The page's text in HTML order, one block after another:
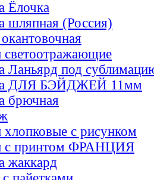
Ёлочка
шляпная (Россия)
светоотражающие
Ланьярд под
ДЛЯ БЭЙДЖЕЙ 11мм
брючная
с рисунком
с принтом ФРАНЦИЯ
жаккард